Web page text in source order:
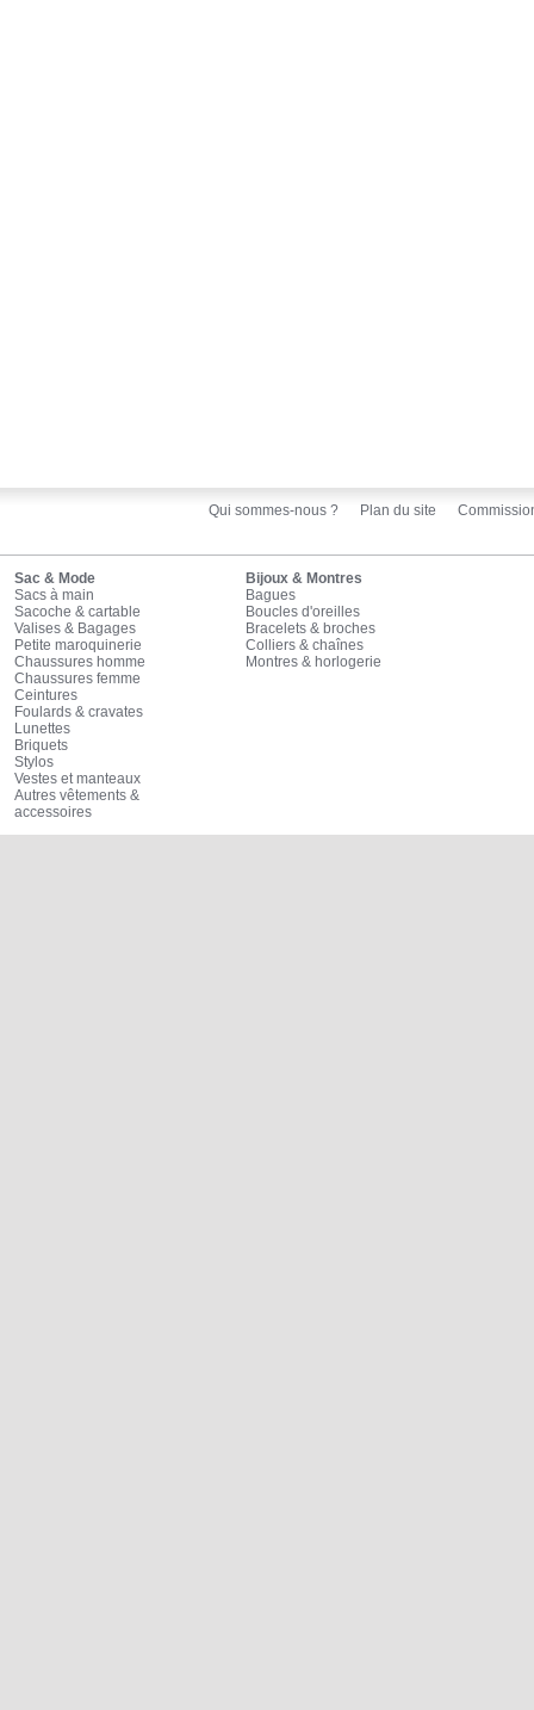
Qui sommes-nous ? Plan du site
Sac & Mode
Sacs à main
Sacoche & cartable
Valises & Bagages
Petite maroquinerie
Chaussures homme
Chaussures femme
Ceintures
Foulards & cravates
Lunettes
Briquets
Stylos
Vestes et manteaux
Autres vêtements &
accessoires
Bijoux & Montres
Bagues
Boucles d'oreilles
Bracelets & broches
Colliers & chaînes
Montres & horlogerie